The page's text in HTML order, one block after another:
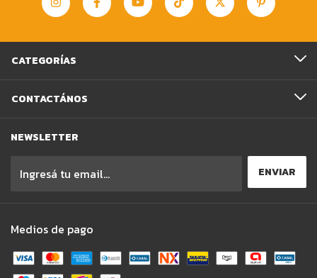
CATEGORÍAS
CONTACTÁNOS
NEWSLETTER
Medios de pago